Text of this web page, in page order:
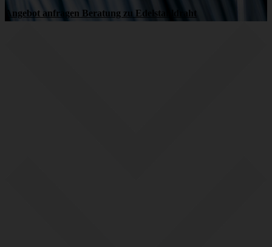
Angebot anfragen Beratung zu Edelstahldraht